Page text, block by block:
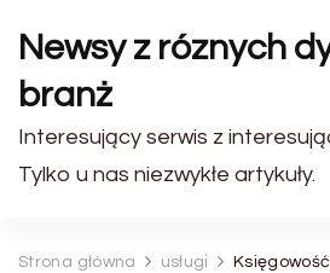
Newsy z róznych
branż
Interesujący serwis z
Tylko u nas niezwykłe artykuły.
Strona główna usługi